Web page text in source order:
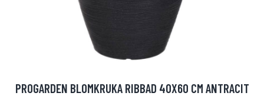
PROGARDEN BLOMKRUKA RIBBAD 40X60 CM ANTRACIT